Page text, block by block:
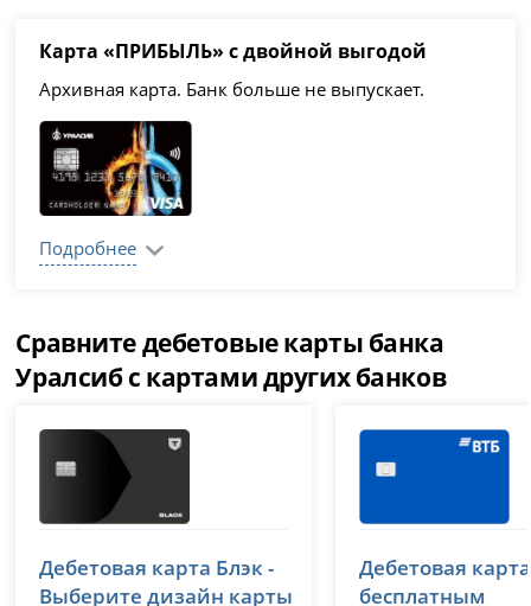
Карта «ПРИБЫЛЬ» с двойной выгодой
Архивная карта. Банк больше не выпускает.
Подробнее
Сравните дебетовые карты банка
Уралсиб с картами других банков
лицензия № 2673
Дебетовая карта Блэк -
Выберите дизайн карты
лицензия № 1000
Дебетовая
бесплатным